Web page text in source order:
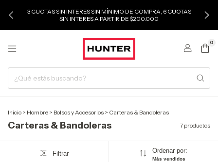
3 CUOTAS SIN INTERES SIN MÍNIMO DE COMPRA, 6 CUOTAS
SIN INTERES A PARTIR DE $200.000
0
Inicio > Hombre > Bolsos y Accesorios > Carteras & Bandoleras
Carteras & Bandoleras 7 productos
Filtrar Ordenar por:
Más vendidos